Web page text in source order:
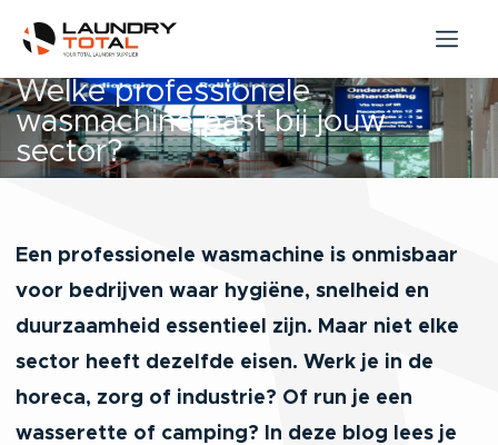
Welke professionele
wasmachine past bij jouw
sector?
Een professionele wasmachine is onmisbaar
voor bedrijven waar hygiëne, snelheid en
duurzaamheid essentieel zijn. Maar niet elke
sector heeft dezelfde eisen. Werk je in de
horeca, zorg of industrie? Of run je een
wasserette of camping? In deze blog lees je